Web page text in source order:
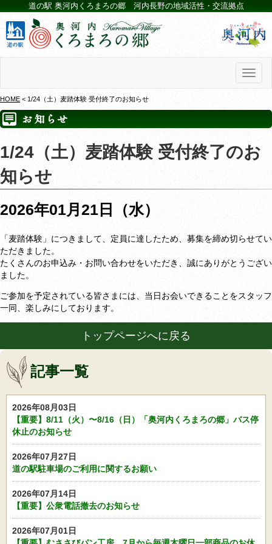
道の駅 奥河内くろまろの郷 河内長野の地域活性・交流拠点
HOME < 1/24（土）麦踏体験 受付終了のお知らせ
1/24（土）麦踏体験 受付終了のお
知らせ
2026年01月21日（水）
「麦踏体験」につきまして、定員に達したため、募集を締め切らせてい
ただきました。
たくさんのお申込み・お問い合わせをいただき、誠にありがとうござい
ました。
ご参加を予定されている皆さまには、当日お会いできることをスタッフ
一同、楽しみにしております。
トップページへに戻る
記事一覧
2026年08月03日
【重要】8/11（火）〜8/16（日）「奥河内くろまろの郷」バス停
休止のお知らせ
2026年07月27日
道の駅駐車場のご利用に関するお願い
2026年07月14日
【重要】公衆電話撤去のお知らせ
2026年07月01日